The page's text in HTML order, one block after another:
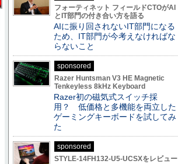
フォーティネット フィールドCTOがAI
とIT部門の付き合い方を語る
AIに振り回されないIT部門になる
ため、IT部門が今考えなければな
らないこと
sponsored
Razer Huntsman V3 HE Magnetic
Tenkeyless 8kHz Keyboard
Razer初の磁気式スイッチ採
用？ 低価格と多機能を両立した
ゲーミングキーボードを試してみ
た
sponsored
STYLE-14FH132-U5-UCSXをレビュー